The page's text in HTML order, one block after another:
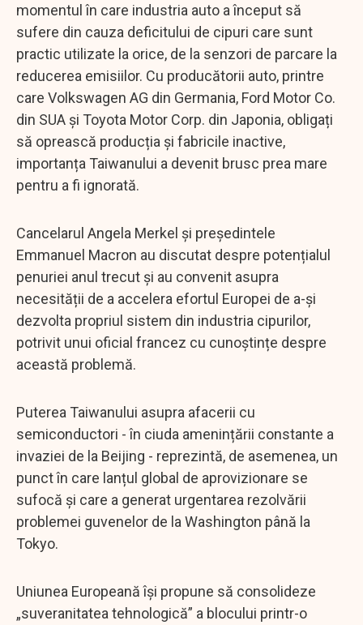
momentul în care industria auto a început să
sufere din cauza deficitului de cipuri care sunt
practic utilizate la orice, de la senzori de parcare la
reducerea emisiilor. Cu producătorii auto, printre
care Volkswagen AG din Germania, Ford Motor Co.
din SUA și Toyota Motor Corp. din Japonia, obligați
să oprească producția și fabricile inactive,
importanța Taiwanului a devenit brusc prea mare
pentru a fi ignorată.
Cancelarul Angela Merkel și președintele
Emmanuel Macron au discutat despre potențialul
penuriei anul trecut și au convenit asupra
necesității de a accelera efortul Europei de a-și
dezvolta propriul sistem din industria cipurilor,
potrivit unui oficial francez cu cunoștințe despre
această problemă.
Puterea Taiwanului asupra afacerii cu
semiconductori - în ciuda amenințării constante a
invaziei de la Beijing - reprezintă, de asemenea, un
punct în care lanțul global de aprovizionare se
sufocă și care a generat urgentarea rezolvării
problemei guvenelor de la Washington până la
Tokyo.
Uniunea Europeană își propune să consolideze
„suveranitatea tehnologică” a blocului printr-o